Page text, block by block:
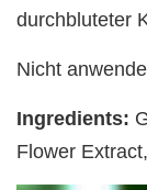
durchbluteter
Nicht
Ingredients:
Flower